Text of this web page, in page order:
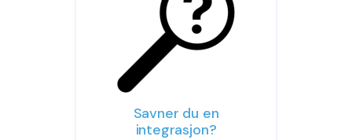
Savner du en
integrasjon?